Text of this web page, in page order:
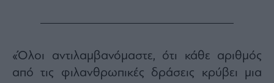
«Όλοι αντιλαμβανόμαστε, ότι κάθε αριθμός
από τις φιλανθρωπικές δράσεις κρύβει μια